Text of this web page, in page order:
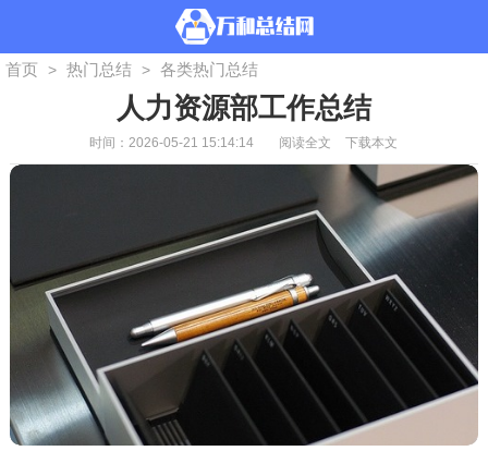
首页 > 热门总结 > 各类热门总结
人力资源部工作总结
时间：2026-05-21 15:14:14 阅读全文 下载本文